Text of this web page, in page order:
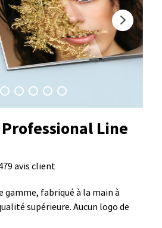
Line
avis client
gamme, fabriqué à la main à
supérieure. Aucun logo de